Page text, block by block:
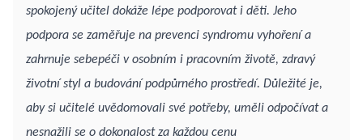
spokojený učitel dokáže lépe podporovat i děti. Jeho
podpora se zaměřuje na prevenci syndromu vyhoření a
zahrnuje sebepéči v osobním i pracovním životě, zdravý
životní styl a budování podpůrného prostředí. Důležité je,
aby si učitelé uvědomovali své potřeby, uměli odpočívat a
nesnažili se o dokonalost za každou cenu